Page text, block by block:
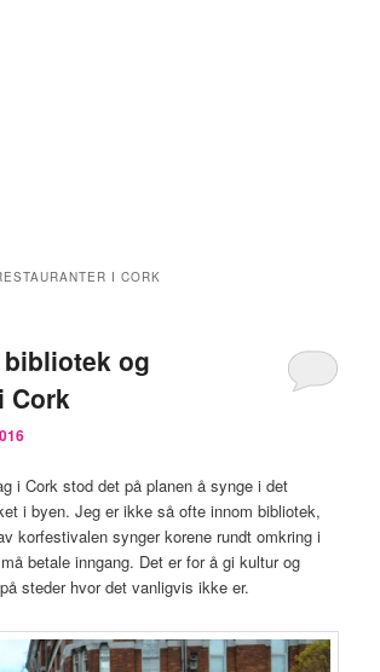
I CORK
og
Cork
i Cork stod det på planen å synge i det
i byen. Jeg er ikke så ofte innom bibliotek,
korfestivalen synger korene rundt omkring i
betale inngang. Det er for å gi kultur og
steder hvor det vanligvis ikke er.